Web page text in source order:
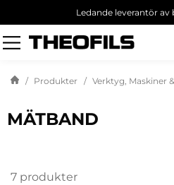
Ledande leverantör av
Sök
produkt
Produkter Verktyg, Maskiner
MÄTBAND
7 produkter